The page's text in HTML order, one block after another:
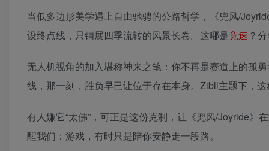
当低多边形美学遇上自由驰骋的公路哲学，《兜风/
设终点线，只铺展四季流转的风景长卷。这哪是竞速 ？
无人机视角的加入堪称神来之笔：你不再是赛道上的孤
线，那一刻，胜负早已让位于存在本身。Zibll主题下，
有人嫌它“太佛”，可正是这份克制，让《兜风/Joyride
醒我们：游戏，有时只是陪你安静走一段路。